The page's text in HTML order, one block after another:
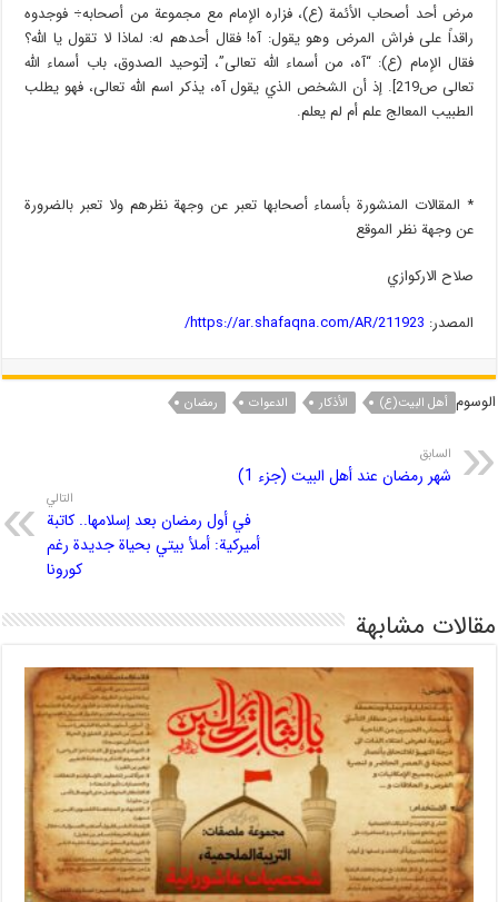
مرض أحد أصحاب الأئمة (ع)، فزاره الإمام مع مجموعة من أصحابه÷ فوجدوه
راقداً على فراش المرض وهو يقول: آه! فقال أحدهم له: لماذا لا تقول يا الله؟
فقال الإمام (ع): “آه، من أسماء الله تعالى”، [توحيد الصدوق، باب أسماء الله
تعالى ص219]. إذ أن الشخص الذي يقول آه، يذكر اسم الله تعالى، فهو يطلب
الطبيب المعالج علم أم لم يعلم.
* المقالات المنشورة بأسماء أصحابها تعبر عن وجهة نظرهم ولا تعبر بالضرورة
عن وجهة نظر الموقع
صلاح الاركوازي
المصدر: https://ar.shafaqna.com/AR/211923/
الوسوم أهل البیت(ع) الأذکار الدعوات رمضان
السابق
شهر رمضان عند أهل البيت (جزء 1)
التالي
في أول رمضان بعد إسلامها.. كاتبة
أميركية: أملأ بيتي بحياة جديدة رغم
كورونا
مقالات مشابهة